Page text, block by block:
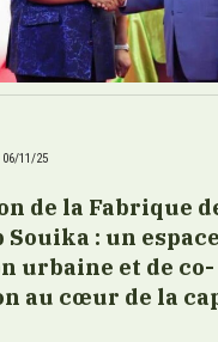
06/11/25
de la Fabrique
Souika : un espace
urbaine et de co-
au cœur de la